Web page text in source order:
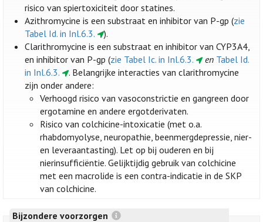
risico van spiertoxiciteit door statines.
Azithromycine is een substraat en inhibitor van P-gp (zie
Tabel Id. in Inl.6.3.
).
Clarithromycine is een substraat en inhibitor van CYP3A4,
en inhibitor van P-gp (zie Tabel Ic. in Inl.6.3. en Tabel Id.
in Inl.6.3.
. Belangrijke interacties van clarithromycine
zijn onder andere:
Verhoogd risico van vasoconstrictie en gangreen door
ergotamine en andere ergotderivaten.
Risico van colchicine-intoxicatie (met o.a.
rhabdomyolyse, neuropathie, beenmergdepressie, nier-
en leveraantasting). Let op bij ouderen en bij
nierinsufficiëntie. Gelijktijdig gebruik van colchicine
met een macrolide is een contra-indicatie in de SKP
van colchicine.
Bijzondere voorzorgen